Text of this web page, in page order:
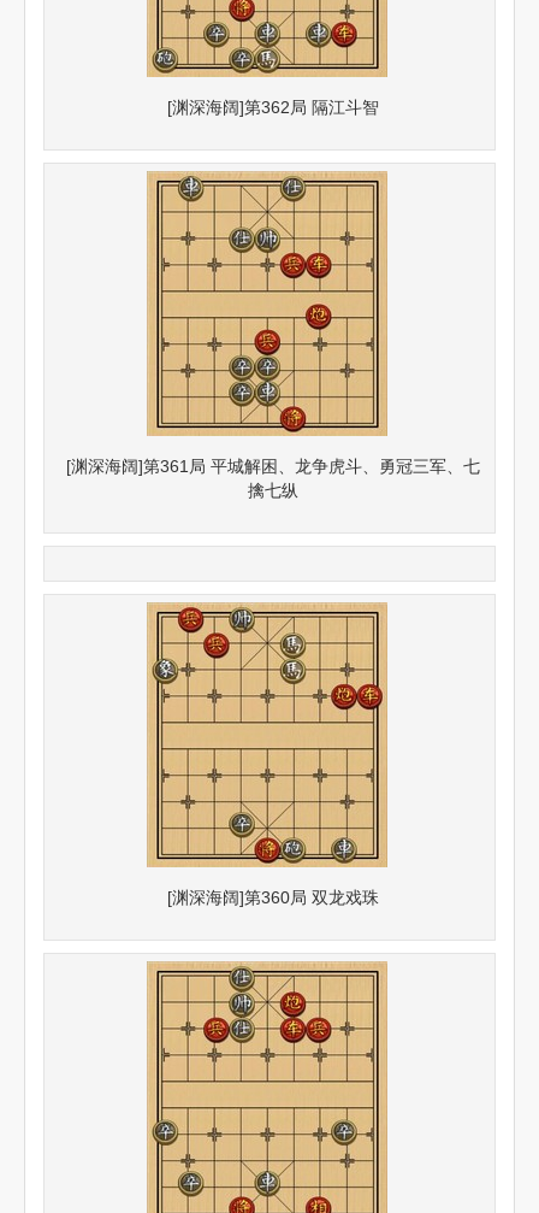
[渊深海阔]第362局 隔江斗智
[渊深海阔]第361局 平城解困、龙争虎斗、勇冠三军、七
擒七纵
[渊深海阔]第360局 双龙戏珠